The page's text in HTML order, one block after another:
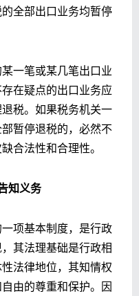
全部出口业务均暂停
一笔或某几笔出口业
在疑点的出口业务应
税。如果税务机关一
暂停退税的，必然不
合法性和合理性。
知义务
项基本制度，是行政
其法理基础是行政相
法律地位，其知情权
由的尊重和保护。因